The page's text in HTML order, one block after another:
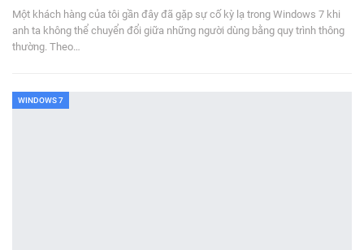
Một khách hàng của tôi gần đây đã gặp sự cố kỳ lạ trong Windows 7 khi
anh ta không thể chuyển đổi giữa những người dùng bằng quy trình thông
thường. Theo…
WINDOWS 7